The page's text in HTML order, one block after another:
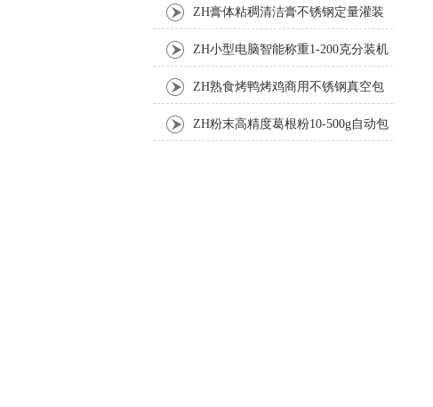
ZH膏体粘稠清洁膏不锈钢定量灌装
机厂家 ZH小型电脑智能称重1-200克分装机
ZH熟食烤鸭烤鸡商用不锈钢真空包
装机 ZH粉末高精度葛根粉10-500g自动包